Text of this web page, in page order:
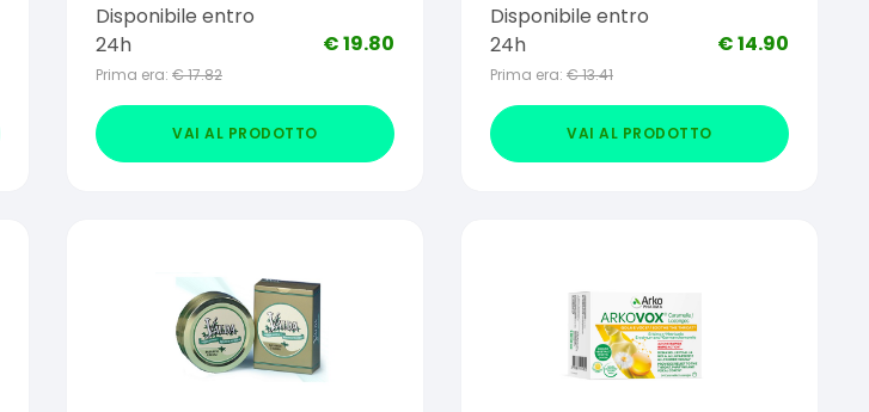
Disponibile entro
24h
Prima era: €17.82
€19.80
VAI AL PRODOTTO
Disponibile entro
24h
Prima era: €13.41
€14.90
VAI AL PRODOTTO